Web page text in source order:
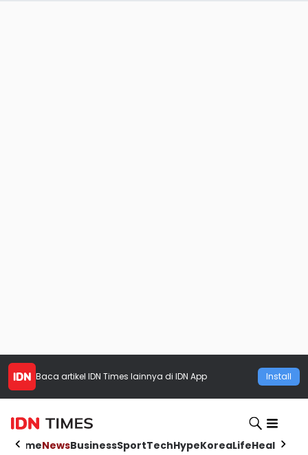
Baca artikel IDN Times lainnya di IDN App Install
HomeNewsBusinessSportTechHypeKoreaLifeHealth